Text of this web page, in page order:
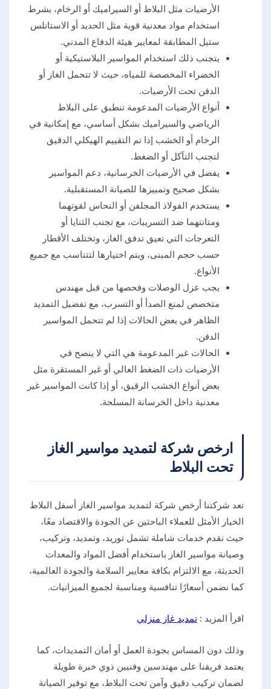
الأرضيات مثل البلاط أو السيراميك أو الرخام، بشرط
استخدام مواد معدنية قوية مثل الحديد أو الاستانلس
ستيل المطابقة لمعايير هيئة الدفاع المدني.
يتجنب ذلك استخدام المواسير البلاستيكية أو
الخضراء المخصصة للمياه، حيث لا تتحمل الغاز أو
الدفن تحت الأرضيات.
أنواع الأرضيات المدعومة تنطبق على البلاط
الرياضي والسيراميك بشكل أساسي، مع إمكانية في
الرخام أو الخشب إذا تم التقييم الهيكلي الدقيق
لتجنب التآكل أو الضغط.
يفضل في الأرضيات الخرسانية، دعم المواسير
بشكل صحيح وتمييزها للصيانة المستقبلية.
يستخدم الفولاذ المجلفن أو النحاس لقوتهما
ومتانتهما ضد التسريبات، مع تجنب الثنايا أو
التعرجات التي تعيق تدفق الغاز، وتختلف الأقطار
حسب حجم المبنى، ويتم اختيارها لتتناسب مع جميع
الأنواع.
​يجب عزل الوصلات وفحصها من قبل مهندس
متخصص لمنع الصدأ أو التسرب، مع تفضيل التمديد
الظاهر في بعض الحالات إذا لم تتحمل المواسير
الدفن.​​
الحالات غير المدعومة هي التي لا ينصح في
الأرضيات ذات الضغط العالي أو غير المستقرة مثل
بعض أنواع الخشب الرقيق، أو إذا كانت المواسير غير
معدنية داخل الخرسانة المسلحة.
ارخص شركة لتمديد مواسير الغاز
تحت البلاط
تعد شركتنا أرخص شركة لتمديد مواسير الغاز أسفل البلاط
الخيار الأمثل للعملاء الباحثين عن الجودة والاقتصاد معًا،
حيث نقدم خدمات شاملة تشمل توريد، وتمديد، وتركيب،
وصيانة مواسير الغاز باستخدام أفضل المواد والمعدات
الحديثة، مع الالتزام بكافة معايير السلامة والجودة العالمية،
كما نضمن أسعارًا تنافسية ومناسبة لجميع الميزانيات.
اقرأ المزيد : تمديد غاز منزلي
وذلك دون المساس بجودة العمل أو أمان التمديدات، كما
يعتمد فريقنا على مهندسين وفنيين ذوي خبرة طويلة
لضمان تركيب دقيق وآمن تحت البلاط، مع توفير الصيانة